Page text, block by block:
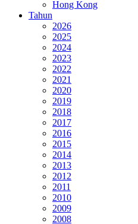
Hong Kong
Tahun
2026
2025
2024
2023
2022
2021
2020
2019
2018
2017
2016
2015
2014
2013
2012
2011
2010
2009
2008